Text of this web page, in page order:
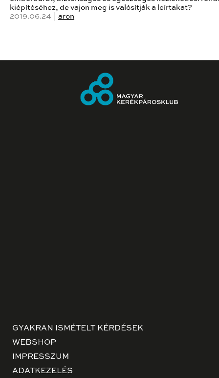
kiépítéséhez, de vajon meg is valósítják a leírtakat?
2019.06.24 | aron
GYAKRAN ISMÉTELT KÉRDÉSEK
WEBSHOP
IMPRESSZUM
ADATKEZELÉS